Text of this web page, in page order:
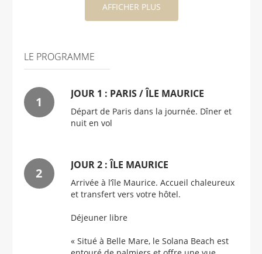
AFFICHER PLUS
LE PROGRAMME
JOUR 1 : PARIS / ÎLE MAURICE
Départ de Paris dans la journée. Dîner et
nuit en vol
JOUR 2 : ÎLE MAURICE
Arrivée à l’île Maurice. Accueil chaleureux
et transfert vers votre hôtel.
Déjeuner libre
« Situé à Belle Mare, le Solana Beach est